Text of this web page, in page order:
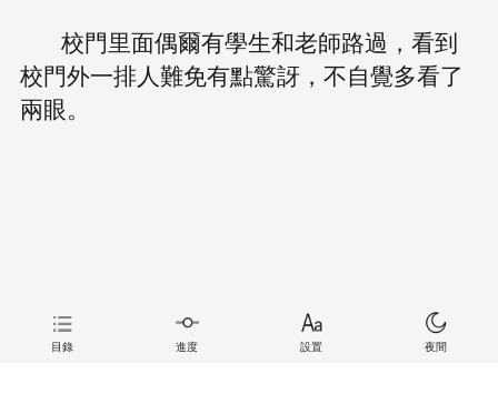
校門里面偶爾有學生和老師路過，看到
校門外一排人難免有點驚訝，不自覺多看了
兩眼。
目錄 進度 設置 夜間